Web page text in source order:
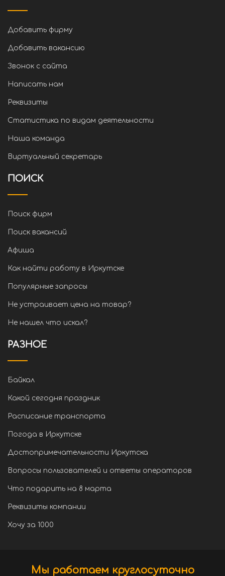
Добавить фирму
Добавить вакансию
Звонок с сайта
Написать нам
Реквизиты
Статистика по видам деятельности
Наша команда
Виртуальный секретарь
ПОИСК
Поиск фирм
Поиск вакансий
Афиша
Как найти работу в Иркутске
Популярные запросы
Не устраивает цена на товар?
Не нашел что искал?
РАЗНОЕ
Байкал
Какой сегодня праздник
Расписание транспорта
Погода в Иркутске
Достопримечательности Иркутска
Вопросы пользователей и ответы операторов
Что подарить на 8 марта
Реквизиты компании
Хочу за 1000
Мы работаем круглосуточно